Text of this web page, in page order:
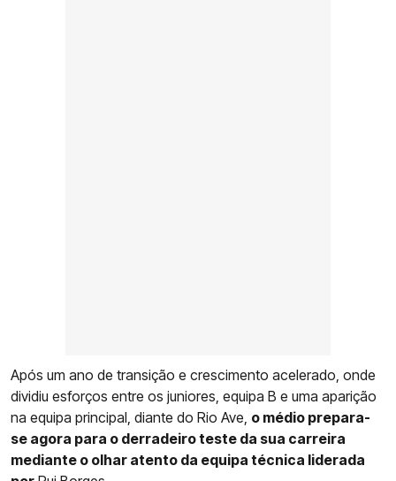
Após um ano de transição e crescimento acelerado, onde
dividiu esforços entre os juniores, equipa B e uma aparição
na equipa principal, diante do Rio Ave, o médio prepara-
se agora para o derradeiro teste da sua carreira
mediante o olhar atento da equipa técnica liderada